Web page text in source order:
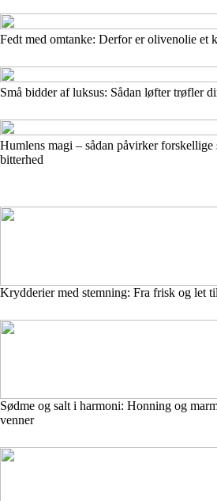
Fedt med omtanke: Derfor er olivenolie et
Små bidder af luksus: Sådan løfter trøfler
Humlens magi – sådan påvirker forskellige
bitterhed
Krydderier med stemning: Fra frisk og let
Sødme og salt i harmoni: Honning og
venner